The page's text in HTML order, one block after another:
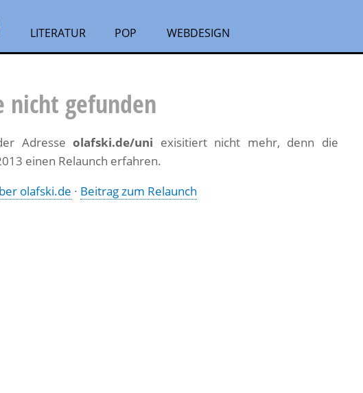
LITERATUR POP WEBDESIGN
nicht gefunden
Adresseolafski.de/uni exisitiert nicht mehr, denn die
einen Relaunch erfahren.
olafski.de · Beitrag zum Relaunch